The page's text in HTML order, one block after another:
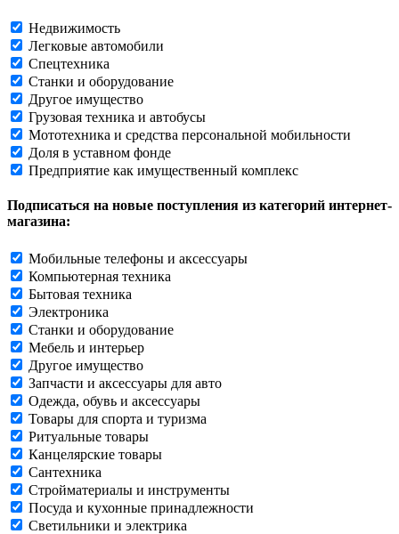
Недвижимость
Легковые автомобили
Спецтехника
Станки и оборудование
Другое имущество
Грузовая техника и автобусы
Мототехника и средства персональной мобильности
Доля в уставном фонде
Предприятие как имущественный комплекс
Подписаться на новые поступления из категорий интернет-
магазина:
Мобильные телефоны и аксессуары
Компьютерная техника
Бытовая техника
Электроника
Станки и оборудование
Мебель и интерьер
Другое имущество
Запчасти и аксессуары для авто
Одежда, обувь и аксессуары
Товары для спорта и туризма
Ритуальные товары
Канцелярские товары
Сантехника
Стройматериалы и инструменты
Посуда и кухонные принадлежности
Светильники и электрика